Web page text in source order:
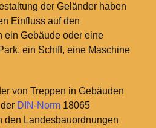
der Geländer haben
Einfluss auf den
ein Gebäude oder eine
ein Schiff, eine Maschine
von Treppen in Gebäuden
DIN-Norm18065
den Landesbauordnungen